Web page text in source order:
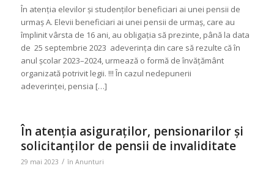
În atenția elevilor și studenților beneficiari ai unei pensii de
urmaș A. Elevii beneficiari ai unei pensii de urmaş, care au
împlinit vârsta de 16 ani, au obligația să prezinte, până la data
de 25 septembrie 2023 adeverința din care să rezulte că în
anul școlar 2023–2024, urmează o formă de învățământ
organizată potrivit legii. !!! În cazul nedepunerii
adeverinței, pensia […]
În atenția asiguraților, pensionarilor și
solicitanților de pensii de invaliditate
29 mai 2023 / în Anunturi